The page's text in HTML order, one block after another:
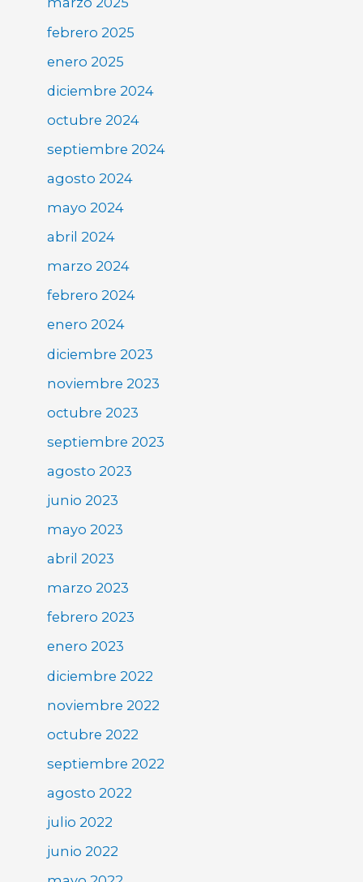
febrero 2025
enero 2025
diciembre 2024
octubre 2024
septiembre 2024
agosto 2024
mayo 2024
abril 2024
marzo 2024
febrero 2024
enero 2024
diciembre 2023
noviembre 2023
octubre 2023
septiembre 2023
agosto 2023
junio 2023
mayo 2023
abril 2023
marzo 2023
febrero 2023
enero 2023
diciembre 2022
noviembre 2022
octubre 2022
septiembre 2022
agosto 2022
julio 2022
junio 2022